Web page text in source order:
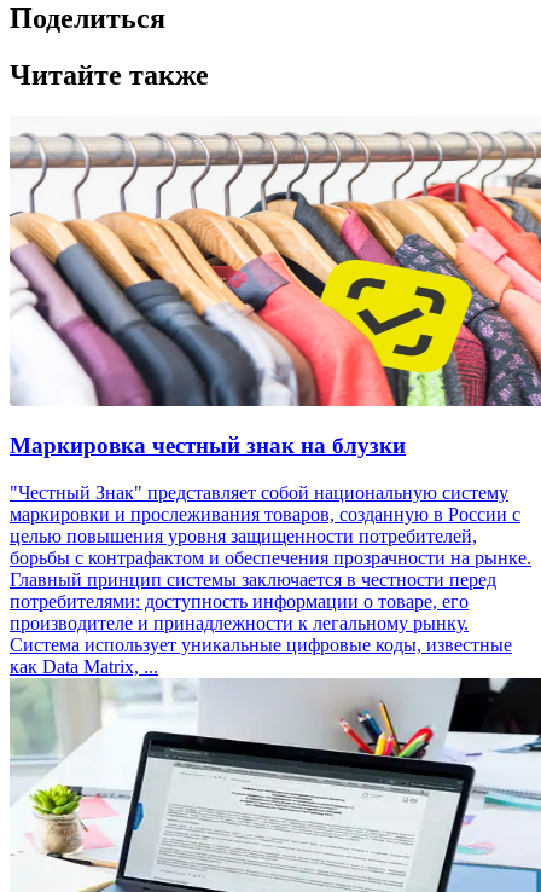
Поделиться
Читайте также
Маркировка честный знак на блузки
"Честный Знак" представляет собой национальную систему
маркировки и прослеживания товаров, созданную в России с
целью повышения уровня защищенности потребителей,
борьбы с контрафактом и обеспечения прозрачности на рынке.
Главный принцип системы заключается в честности перед
потребителями: доступность информации о товаре, его
производителе и принадлежности к легальному рынку.
Система использует уникальные цифровые коды, известные
как Data Matrix, ...